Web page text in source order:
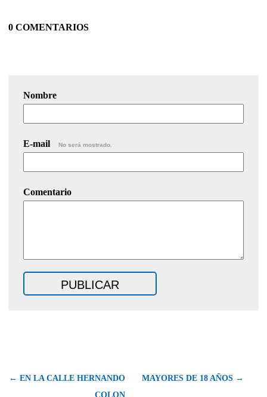
0 COMENTARIOS
Nombre
E-mail No será mostrado.
Comentario
← EN LA CALLE HERNANDO
COLON
MAYORES DE 18 AÑOS →